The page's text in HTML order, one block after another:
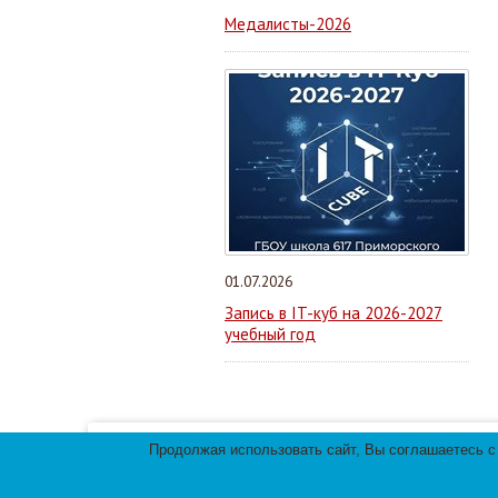
Медалисты-2026
01.07.2026
Запись в IT-куб на 2026-2027
учебный год
Продолжая использовать сайт, Вы соглашаетесь
Мы используем файлы cookies для